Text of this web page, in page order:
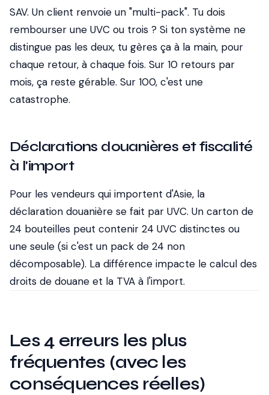
SAV. Un client renvoie un "multi-pack". Tu dois
rembourser une UVC ou trois ? Si ton système ne
distingue pas les deux, tu gères ça à la main, pour
chaque retour, à chaque fois. Sur 10 retours par
mois, ça reste gérable. Sur 100, c'est une
catastrophe.
Déclarations douanières et fiscalité
à l'import
Pour les vendeurs qui importent d'Asie, la
déclaration douanière se fait par UVC. Un carton de
24 bouteilles peut contenir 24 UVC distinctes ou
une seule (si c'est un pack de 24 non
décomposable). La différence impacte le calcul des
droits de douane et la TVA à l'import.
Les 4 erreurs les plus
fréquentes (avec les
conséquences réelles)